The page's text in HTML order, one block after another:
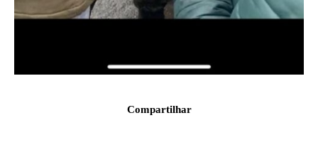
Compartilhar